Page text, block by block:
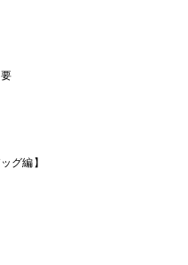
グ編】